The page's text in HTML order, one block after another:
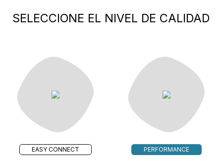
SELECCIONE EL NIVEL DE CALIDAD
EASY CONNECT PERFORMANCE